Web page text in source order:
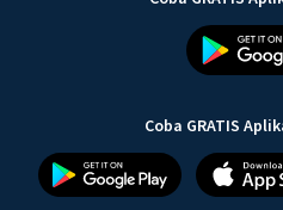
Coba GRATIS